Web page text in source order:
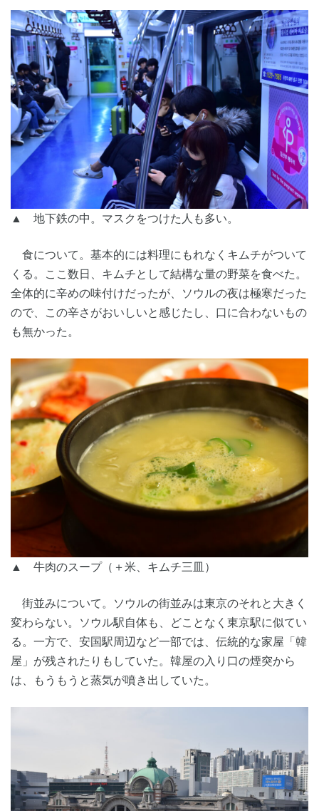
▲ 地下鉄の中。マスクをつけた人も多い。
食について。基本的には料理にもれなくキムチがついて
くる。ここ数日、キムチとして結構な量の野菜を食べた。
全体的に辛めの味付けだったが、ソウルの夜は極寒だった
ので、この辛さがおいしいと感じたし、口に合わないもの
も無かった。
▲ 牛肉のスープ（＋米、キムチ三皿）
街並みについて。ソウルの街並みは東京のそれと大きく
変わらない。ソウル駅自体も、どことなく東京駅に似てい
る。一方で、安国駅周辺など一部では、伝統的な家屋「韓
屋」が残されたりもしていた。韓屋の入り口の煙突から
は、もうもうと蒸気が噴き出していた。